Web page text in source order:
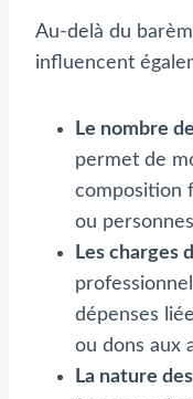
Au-delà du
influencent
Le nombre
permet de
composition
ou
Les charges
dépenses
ou dons aux
La nature